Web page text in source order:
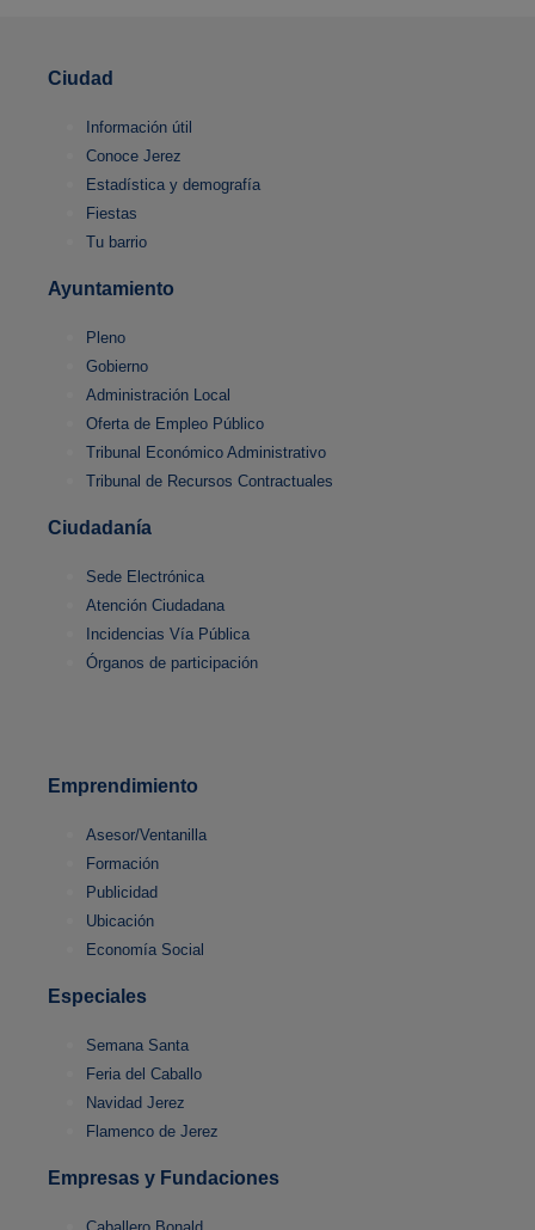
Ciudad
Información útil
Conoce Jerez
Estadística y demografía
Fiestas
Tu barrio
Ayuntamiento
Pleno
Gobierno
Administración Local
Oferta de Empleo Público
Tribunal Económico Administrativo
Tribunal de Recursos Contractuales
Ciudadanía
Sede Electrónica
Atención Ciudadana
Incidencias Vía Pública
Órganos de participación
Emprendimiento
Asesor/Ventanilla
Formación
Publicidad
Ubicación
Economía Social
Especiales
Semana Santa
Feria del Caballo
Navidad Jerez
Flamenco de Jerez
Empresas y Fundaciones